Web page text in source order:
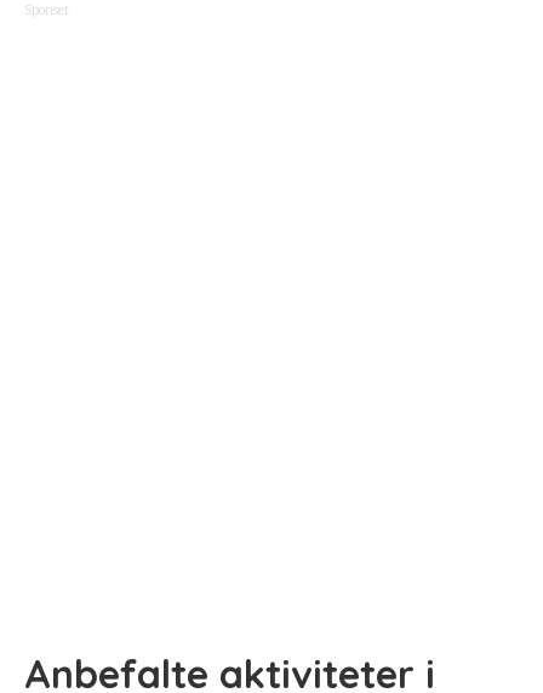
Sponset
Anbefalte aktiviteter i